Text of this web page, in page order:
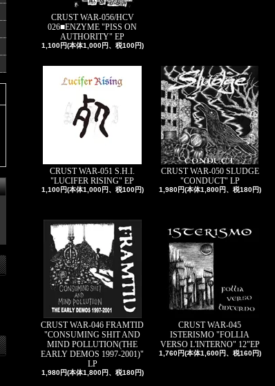
CRUST WAR-056/HCV
026■ENZYME "PISS ON
AUTHORITY" EP
1,100円(本体1,000円、税100円)
CRUST WAR-051 S.H.I.
"LUCIFER RISING" EP
1,100円(本体1,000円、税100円)
CRUST WAR-050 SLUDGE
"CONDUCT" LP
1,980円(本体1,800円、税180円)
CRUST WAR-046 FRAMTID
"CONSUMING SHIT AND
MIND POLLUTION(THE
EARLY DEMOS 1997-2001)"
LP
1,980円(本体1,800円、税180円)
CRUST WAR-045
ISTERISMO "FOLLIA
VERSO L'INTERNO" 12"EP
1,760円(本体1,600円、税160円)